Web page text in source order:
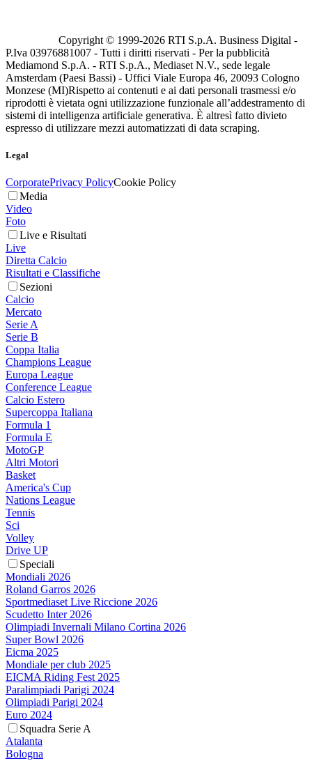
Copyright © 1999-2026 RTI S.p.A. Business Digital -
P.Iva 03976881007 - Tutti i diritti riservati - Per la pubblicità
Mediamond S.p.A. - RTI S.p.A., Mediaset N.V., sede legale
Amsterdam (Paesi Bassi) - Uffici Viale Europa 46, 20093 Cologno
Monzese (MI)Rispetto ai contenuti e ai dati personali trasmessi e/o
riprodotti è vietata ogni utilizzazione funzionale all’addestramento di
sistemi di intelligenza artificiale generativa. È altresì fatto divieto
espresso di utilizzare mezzi automatizzati di data scraping.
Legal
CorporatePrivacy PolicyCookie Policy
Media
Video
Foto
Live e Risultati
Live
Diretta Calcio
Risultati e Classifiche
Sezioni
Calcio
Mercato
Serie A
Serie B
Coppa Italia
Champions League
Europa League
Conference League
Calcio Estero
Supercoppa Italiana
Formula 1
Formula E
MotoGP
Altri Motori
Basket
America's Cup
Nations League
Tennis
Sci
Volley
Drive UP
Speciali
Mondiali 2026
Roland Garros 2026
Sportmediaset Live Riccione 2026
Scudetto Inter 2026
Olimpiadi Invernali Milano Cortina 2026
Super Bowl 2026
Eicma 2025
Mondiale per club 2025
EICMA Riding Fest 2025
Paralimpiadi Parigi 2024
Olimpiadi Parigi 2024
Euro 2024
Squadra Serie A
Atalanta
Bologna